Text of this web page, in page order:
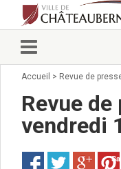
Vie municipale
Arrêtés du
Accueil > Revue de
Revue
vendredi